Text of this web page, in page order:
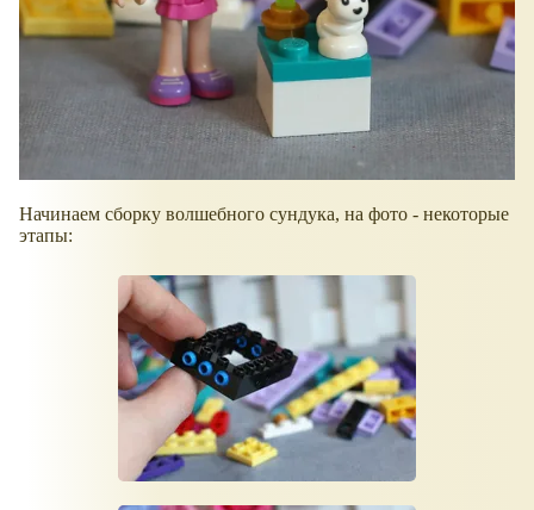
Начинаем сборку волшебного сундука, на фото - некоторые
этапы: